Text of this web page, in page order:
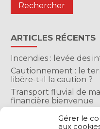
Gérer le
aux
ARTICLES RÉCENTS
Incendies : levée des
Cautionnement : le
libère-t-il la caution ?
Transport fluvial de
financière bienvenue
comptent-elles ?